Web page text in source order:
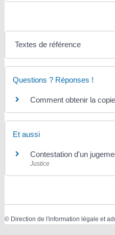
Textes de référence
Questions ? Réponses !
Comment obtenir la
Et aussi
Contestation d'un
Justice
© Direction de l'information légale et